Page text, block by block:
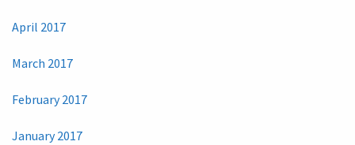
April 2017
March 2017
February 2017
January 2017